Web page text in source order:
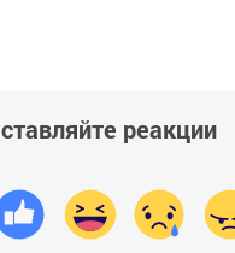
реакции